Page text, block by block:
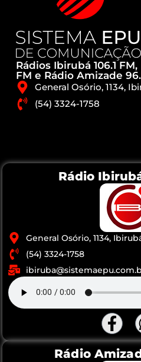
Rádios Ibirubá 106.1
FM e Rádio Amizade
General Osório, 1134,
(54) 3324-1758
Rádio
General Osório, 1134,
(54) 3324-1758
Rádio